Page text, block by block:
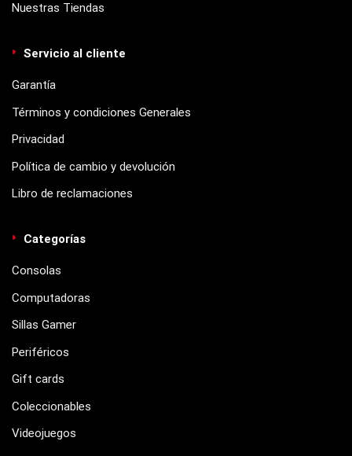
Nuestras Tiendas
Servicio al cliente
Garantía
Términos y condiciones Generales
Privacidad
Política de cambio y devolución
Libro de reclamaciones
Categorías
Consolas
Computadoras
Sillas Gamer
Periféricos
Gift cards
Coleccionables
Videojuegos